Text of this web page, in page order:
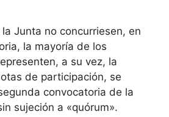
Junta no concurriesen, en
la mayoría de los
a su vez, la
de participación, se
convocatoria de la
sujeción a «quórum».